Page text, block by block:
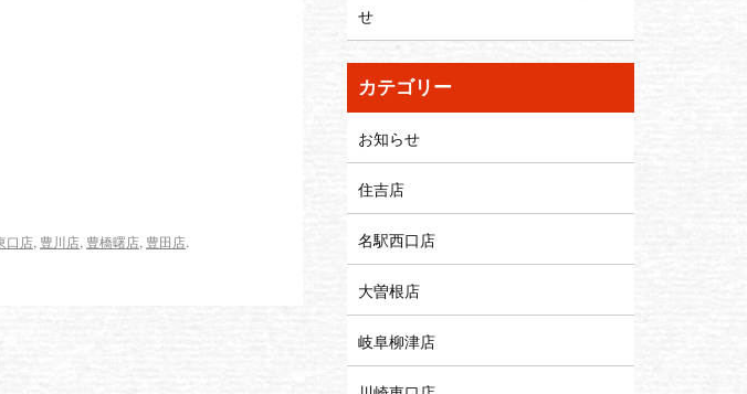
口店, 豊川店, 豊橋曙店, 豊田店.
せ
カテゴリー
お知らせ
住吉店
名駅西口店
大曽根店
岐阜柳津店